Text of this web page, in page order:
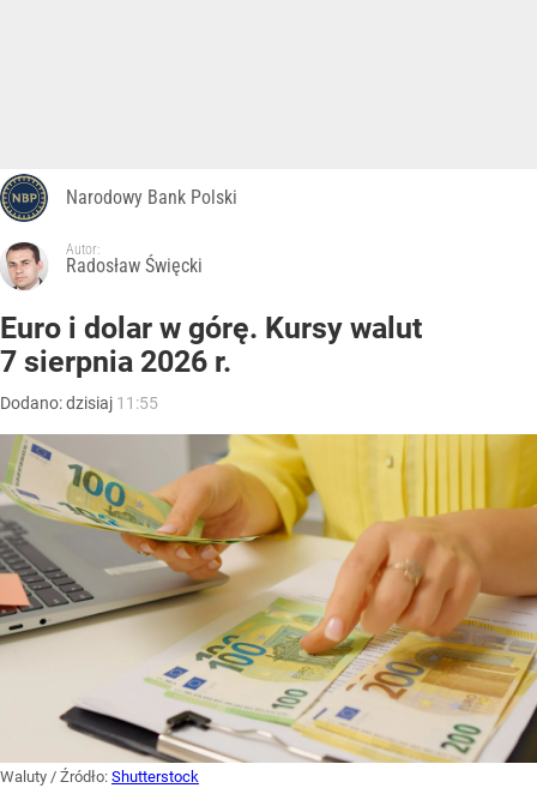
Narodowy Bank Polski
Autor:
Radosław Święcki
Euro i dolar w górę. Kursy walut
7 sierpnia 2026 r.
Dodano:dzisiaj 11:55
Waluty / Źródło: Shutterstock